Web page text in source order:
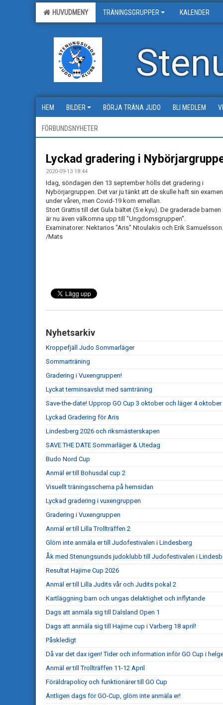
HUVUDMENY TRÄNINGSGRUPPER KALENDER
HEM BILDER BÖRJA TRÄNA JUDO BLI MEDLEM
FÖRBUNDSNYHETER
Lyckad gradering i
2020-09-13 18:44
Idag, söndagen den 13 september hölls det gradering i
Nybörjargruppen. Det var ju tänkt att de skulle haft sin examen
under våren, men Covid-19 kom emellan.
Stort Grattis till det Gula bältet (5:e kyu). De graderade barnen
är nu även välkomna upp till "Ungdomsgruppen".
Examinatorer: Nektarios "Aris" Ntoulakis och Erik Samuelsson.
/Mats
Nyhetsarkiv
Kroppefjäll Judo Sommarläger
Sommarträning
Gradering i Vuxengruppen!
Lyckat terminsavslut med samträning
Save-the-date! Upprop GO Cup 3 oktober och läger 4 oktober
Lyckad Gradering för Aris
Lindesberg 2026 och riksmästerskapen
SAVE THE DATE Sommarläger & Utedag
Budo Nord Cup
Anmäl er till Bohusdal cup 2
Visuellt träningsschema på hemsidan
Lyckad gradering i vuxengruppen
Gradering i Vuxengruppen
Anmäl er till Lilla Trollträffen 2
Glöm inte anmäla er till Judofestivalen i Lindesberg
Åk med Stenungsunds judoklubb till Judofestivalen i
Resultat Hajime Cup 2026
Anmäl er till Lilla Judits vår och Judits pokal 2
Kartläggning barn och ungas delaktighet och inflytande
Dags att anmäla sig till Dalsland Open 1
Dags att anmäla sig till Hajime cup i Varberg 18 april!
Påskledigt
Då var det dax igen! Tider och information inför GO Cup i
Anmäl er till Trollträffen 11-12 April
Föräldrapolicy och funktionärer till GO Cup
Äntligen dags för GO-Cup, glöm inte anmäla er!